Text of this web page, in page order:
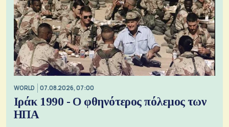
WORLD 07.08.2026, 07:00
Ιράκ 1990 - Ο φθηνότερος πόλεμος των
ΗΠΑ